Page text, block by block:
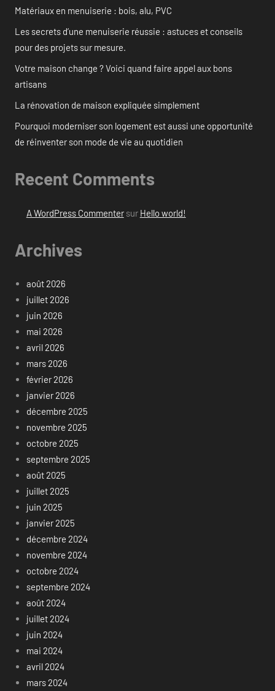
Matériaux en menuiserie : bois, alu, PVC
Les secrets d’une menuiserie réussie : astuces et conseils
pour des projets sur mesure.
Votre maison change ? Voici quand faire appel aux bons
artisans
La rénovation de maison expliquée simplement
Pourquoi moderniser son logement est aussi une opportunité
de réinventer son mode de vie au quotidien
Recent Comments
A WordPress Commentersur Hello world!
Archives
août 2026
juillet 2026
juin 2026
mai 2026
avril 2026
mars 2026
février 2026
janvier 2026
décembre 2025
novembre 2025
octobre 2025
septembre 2025
août 2025
juillet 2025
juin 2025
janvier 2025
décembre 2024
novembre 2024
octobre 2024
septembre 2024
août 2024
juillet 2024
juin 2024
mai 2024
avril 2024
mars 2024